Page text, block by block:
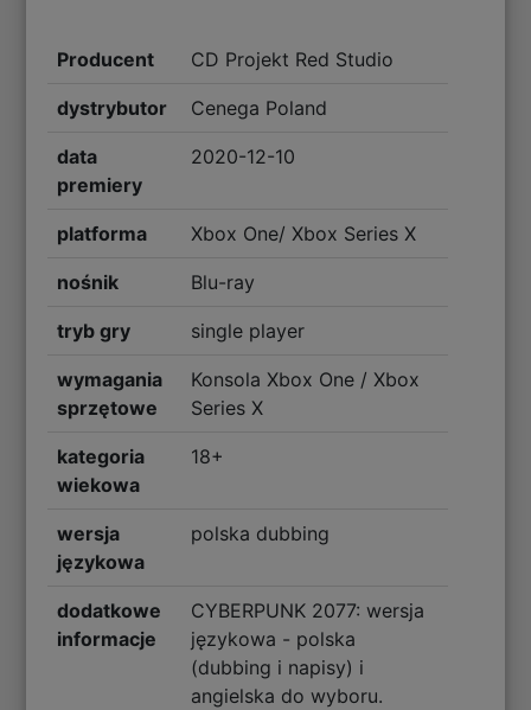
Producent CD Projekt Red Studio
dystrybutor Cenega Poland
data
premiery
2020-12-10
platforma Xbox One/ Xbox Series X
nośnik Blu-ray
tryb gry single player
wymagania
sprzętowe
Konsola Xbox One / Xbox
Series X
kategoria
wiekowa
18+
wersja
językowa
polska dubbing
dodatkowe
informacje
CYBERPUNK 2077: wersja
językowa - polska
(dubbing i napisy) i
angielska do wyboru.